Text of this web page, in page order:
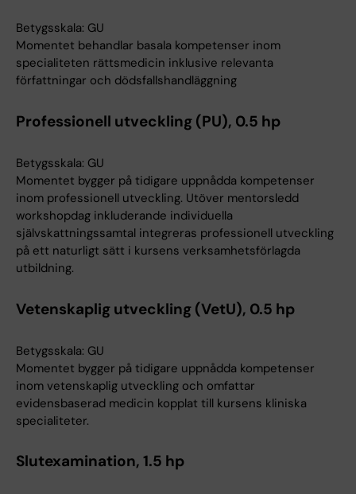
Betygsskala: GU
Momentet behandlar basala kompetenser inom
specialiteten rättsmedicin inklusive relevanta
författningar och dödsfallshandläggning
Professionell utveckling (PU), 0.5 hp
Betygsskala: GU
Momentet bygger på tidigare uppnådda kompetenser
inom professionell utveckling. Utöver mentorsledd
workshopdag inkluderande individuella
självskattningssamtal integreras professionell utveckling
på ett naturligt sätt i kursens verksamhetsförlagda
utbildning.
Vetenskaplig utveckling (VetU), 0.5 hp
Betygsskala: GU
Momentet bygger på tidigare uppnådda kompetenser
inom vetenskaplig utveckling och omfattar
evidensbaserad medicin kopplat till kursens kliniska
specialiteter.
Slutexamination, 1.5 hp